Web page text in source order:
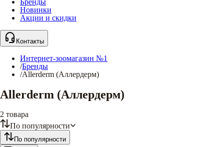
Бренды
Новинки
Акции и скидки
Контакты
Интернет-зоомагазин №1
/Бренды
/Allerderm (Аллердерм)
Allerderm (Аллердерм)
2 товара
По популярности
По популярности